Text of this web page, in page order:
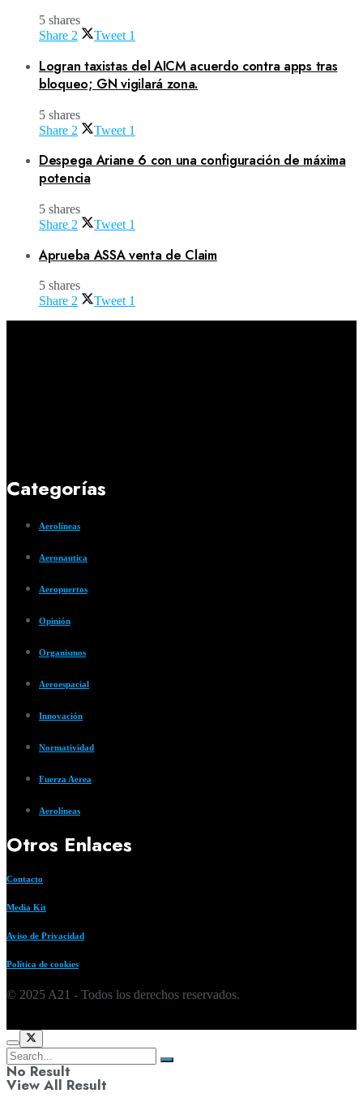
5 shares
Share 2 Tweet 1
Logran taxistas del AICM acuerdo contra apps tras
bloqueo; GN vigilará zona.
5 shares
Share 2 Tweet 1
Despega Ariane 6 con una configuración de máxima
potencia
5 shares
Share 2 Tweet 1
Aprueba ASSA venta de Claim
5 shares
Share 2 Tweet 1
Categorías
Aerolíneas
Aeronautica
Aeropuertos
Opinión
Organismos
Aeroespacial
Innovación
Normatividad
Fuerza Aerea
Aerolíneas
Otros Enlaces
Contacto
Media Kit
Aviso de Privacidad
Política de cookies
© 2025 A21 - Todos los derechos reservados.
No Result
View All Result